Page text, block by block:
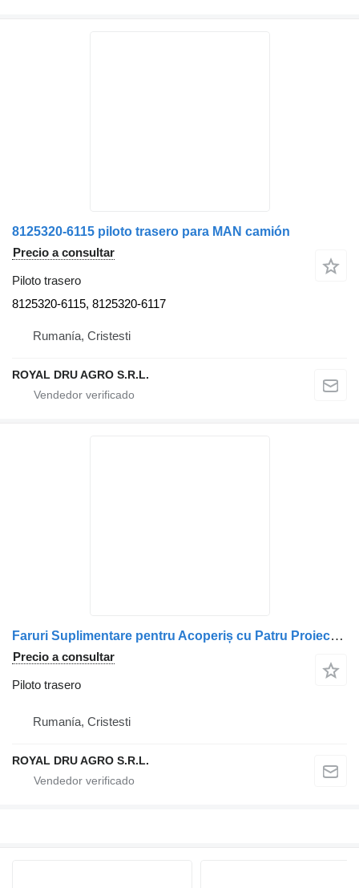
8125320-6115 piloto trasero para MAN camión
Precio a consultar
Piloto trasero
8125320-6115, 8125320-6117
Rumanía, Cristesti
ROYAL DRU AGRO S.R.L.
Faruri Suplimentare pentru Acoperiș cu Patru Proiectoare Rotunde piloto trasero para MAN camión
Precio a consultar
Piloto trasero
Rumanía, Cristesti
ROYAL DRU AGRO S.R.L.